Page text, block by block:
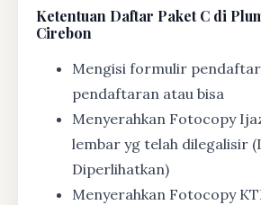
Ketentuan Daftar Paket C di
Cirebon
Mengisi formulir
pendaftaran atau bisa
Menyerahkan Fotocopy
lembar yg telah dilegalisir
Diperlihatkan)
Menyerahkan Fotocopy